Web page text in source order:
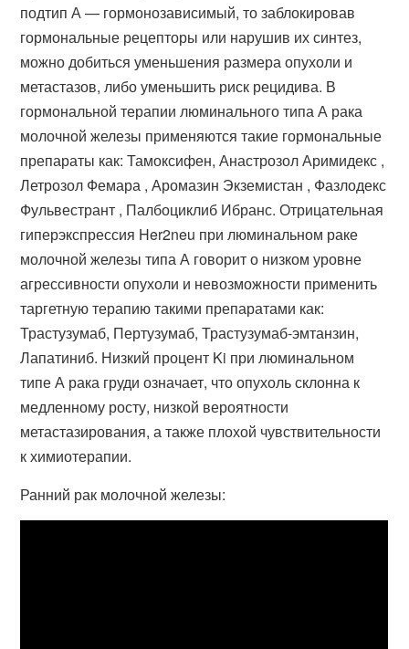
подтип А — гормонозависимый, то заблокировав
гормональные рецепторы или нарушив их синтез,
можно добиться уменьшения размера опухоли и
метастазов, либо уменьшить риск рецидива. В
гормональной терапии люминального типа А рака
молочной железы применяются такие гормональные
препараты как: Тамоксифен, Анастрозол Аримидекс ,
Летрозол Фемара , Аромазин Экземистан , Фазлодекс
Фульвестрант , Палбоциклиб Ибранс. Отрицательная
гиперэкспрессия Her2neu при люминальном раке
молочной железы типа А говорит о низком уровне
агрессивности опухоли и невозможности применить
таргетную терапию такими препаратами как:
Трастузумаб, Пертузумаб, Трастузумаб-эмтанзин,
Лапатиниб. Низкий процент Ki при люминальном
типе А рака груди означает, что опухоль склонна к
медленному росту, низкой вероятности
метастазирования, а также плохой чувствительности
к химиотерапии.
Ранний рак молочной железы: